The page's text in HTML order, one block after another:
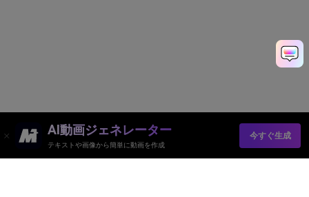
AI動画ジェネレーター
テキストや画像から簡単に動画を作成
今すぐ生成